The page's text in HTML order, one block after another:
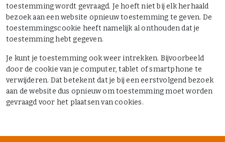
toestemming wordt gevraagd. Je hoeft niet bij elk herhaald
bezoek aan een website opnieuw toestemming te geven. De
toestemmingscookie heeft namelijk al onthouden dat je
toestemming hebt gegeven.
Je kunt je toestemming ook weer intrekken. Bijvoorbeeld
door de cookie van je computer, tablet of smartphone te
verwijderen. Dat betekent dat je bij een eerstvolgend bezoek
aan de website dus opnieuw om toestemming moet worden
gevraagd voor het plaatsen van cookies.